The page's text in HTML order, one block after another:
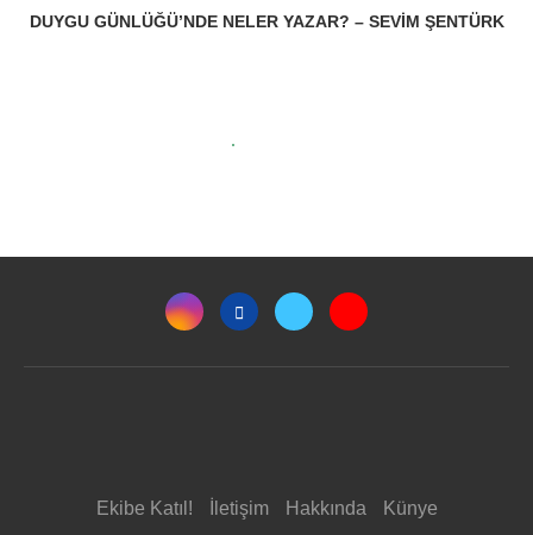
DUYGU GÜNLÜĞÜ’NDE NELER YAZAR? – SEVIM ŞENTÜRK
Ekibe Katıl! İletişim Hakkında Künye